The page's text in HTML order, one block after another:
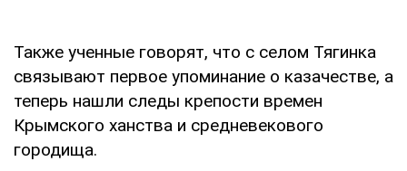
Также ученные говорят, что с селом Тягинка
связывают первое упоминание о казачестве, а
теперь нашли следы крепости времен
Крымского ханства и средневекового
городища.